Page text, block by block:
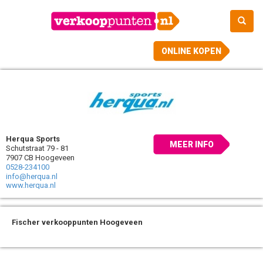
ONLINE KOPEN
Herqua Sports
Schutstraat 79 - 81
7907 CB Hoogeveen
0528-234100
info@herqua.nl
www.herqua.nl
MEER INFO
Fischer verkooppunten Hoogeveen